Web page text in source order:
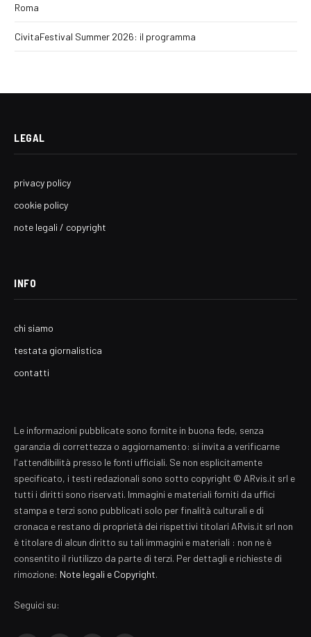
Roma
CivitaFestival Summer 2026: il programma
LEGAL
privacy policy
cookie policy
note legali / copyright
INFO
chi siamo
testata giornalistica
contatti
Le informazioni pubblicate sono fornite in buona fede, senza
garanzia di correttezza o aggiornamento: si invita a verificarne
l'attendibilità presso le fonti ufficiali. Se non esplicitamente
specificato, i testi redazionali sono sotto copyright © ARvis.it srl e
tutti i diritti sono riservati. Immagini e materiali forniti da uffici
stampa e terzi sono pubblicati solo per finalità culturali e di
cronaca e restano di proprietà dei rispettivi titolari ARvis.it srl non
è titolare di alcun diritto su tali immagini e materiali : non ne è
consentito il riutilizzo da parte di terzi. Per dettagli e richieste di
rimozione: Note legali e Copyright.
Seguici su: